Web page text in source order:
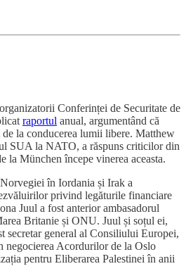
Conferinței de Securitate de
raportul anual, argumentând că
de la conducerea lumii libere. Matthew
SUA la NATO, a răspuns criticilor din
la München începe vinerea aceasta.
Norvegiei în Iordania și Irak a
privind legăturile financiare
Juul a fost anterior ambasadorul
Britanie și ONU. Juul și soțul ei,
secretar general al Consiliului Europei,
negocierea Acordurilor de la Oslo
pentru Eliberarea Palestinei în anii